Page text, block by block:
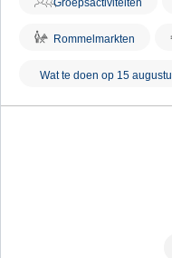
Groepsactiviteiten
Rommelmarkten
Wat te doen op 15